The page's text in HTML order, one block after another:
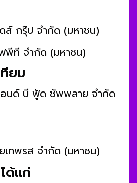
ส์ กรุ๊ป จำกัด (มหาชน)
พีที จำกัด (มหาชน)
ยม
อนด์ บี ฟู้ด ซัพพลาย จำกัด
เทพรส จำกัด (มหาชน)
ด้แก่